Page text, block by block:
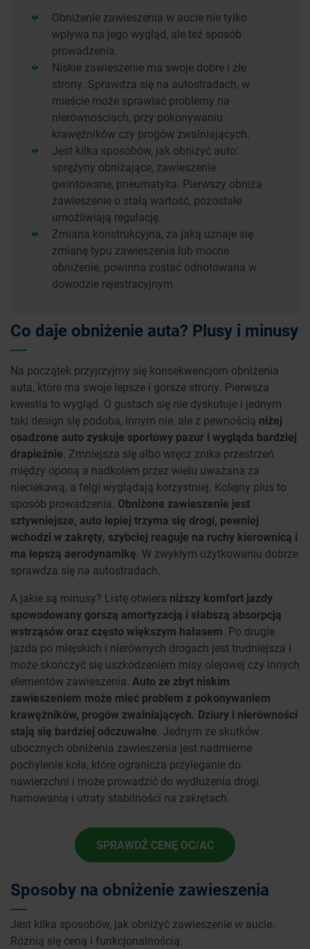
Obniżenie zawieszenia w aucie nie tylko
wpływa na jego wygląd, ale też sposób
prowadzenia.
Niskie zawieszenie ma swoje dobre i złe
strony. Sprawdza się na autostradach, w
mieście może sprawiać problemy na
nierównościach, przy pokonywaniu
krawężników czy progów zwalniających.
Jest kilka sposobów, jak obniżyć auto:
sprężyny obniżające, zawieszenie
gwintowane, pneumatyka. Pierwszy obniża
zawieszenie o stałą wartość, pozostałe
umożliwiają regulację.
Zmiana konstrukcyjna, za jaką uznaje się
zmianę typu zawieszenia lub mocne
obniżenie, powinna zostać odnotowana w
dowodzie rejestracyjnym.
Co daje obniżenie auta? Plusy i minusy
Na początek przyjrzyjmy się konsekwencjom obniżenia
auta, które ma swoje lepsze i gorsze strony. Pierwsza
kwestia to wygląd. O gustach się nie dyskutuje i jednym
taki design się podoba, innym nie, ale z pewnością niżej
osadzone auto zyskuje sportowy pazur i wygląda bardziej
drapieżnie. Zmniejsza się albo wręcz znika przestrzeń
między oponą a nadkolem przez wielu uważana za
nieciekawą, a felgi wyglądają korzystniej. Kolejny plus to
sposób prowadzenia. Obniżone zawieszenie jest
sztywniejsze, auto lepiej trzyma się drogi, pewniej
wchodzi w zakręty, szybciej reaguje na ruchy kierownicą i
ma lepszą aerodynamikę. W zwykłym użytkowaniu dobrze
sprawdza się na autostradach.
A jakie są minusy? Listę otwiera niższy komfort jazdy
spowodowany gorszą amortyzacją i słabszą absorpcją
wstrząsów oraz często większym hałasem. Po drugie
jazda po miejskich i nierównych drogach jest trudniejsza i
może skończyć się uszkodzeniem misy olejowej czy innych
elementów zawieszenia. Auto ze zbyt niskim
zawieszeniem może mieć problem z pokonywaniem
krawężników, progów zwalniających. Dziury i nierówności
stają się bardziej odczuwalne. Jednym ze skutków
ubocznych obniżenia zawieszenia jest nadmierne
pochylenie koła, które ogranicza przyleganie do
nawierzchni i może prowadzić do wydłużenia drogi
hamowania i utraty stabilności na zakrętach.
SPRAWDŹ CENĘ OC/AC
Sposoby na obniżenie zawieszenia
Jest kilka sposobów, jak obniżyć zawieszenie w aucie.
Różnią się ceną i funkcjonalnością.